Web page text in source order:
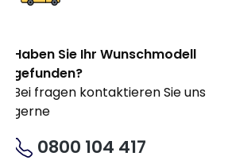
Haben Sie Ihr Wunschmodell
gefunden?
Bei fragen kontaktieren Sie uns
gerne
0800 104 417